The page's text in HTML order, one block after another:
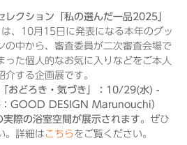
レクション「私の選んだ一品2025」
、10月15日に発表になる本年のグッ
の中から、審査委員が二次審査会場で
った個人的なお気に入りなどをご本人
する企画展です。
おどろき・気づき」：10/29(水) -
GOOD DESIGN Marunouchi）
際の浴室空間が展示されます。 ぜひ
。詳細は こちらをご覧ください。